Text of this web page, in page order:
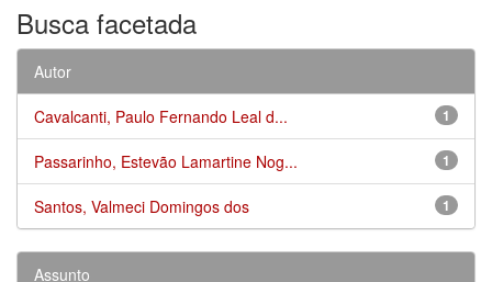
Busca facetada
Autor
1
Cavalcanti, Paulo Fernando Leal d...
1
Passarinho, Estevão Lamartine Nog...
1
Santos, Valmeci Domingos dos
Assunto